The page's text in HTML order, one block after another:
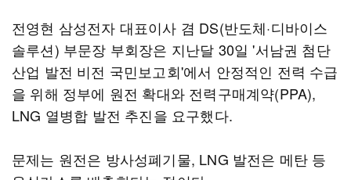
전영현 삼성전자 대표이사 겸 DS(반도체·디바이스
솔루션) 부문장 부회장은 지난달 30일 '서남권 첨단
산업 발전 비전 국민보고회'에서 안정적인 전력 수급
을 위해 정부에 원전 확대와 전력구매계약(PPA),
LNG 열병합 발전 추진을 요구했다.
문제는 원전은 방사성폐기물, LNG 발전은 메탄 등